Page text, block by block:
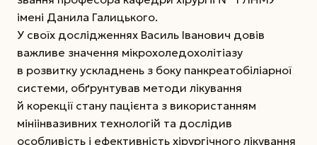
імені Данила Галицького.
У своїх дослідженнях Василь Іванович довів
важливе значення мікрохоледохолітіазу
в розвитку ускладнень з боку панкреатобіліарної
системи, обґрунтував методи лікування
й корекції стану пацієнта з використанням
мініінвазивних технологій та дослідив
особливість і ефективність хірургічного лікування